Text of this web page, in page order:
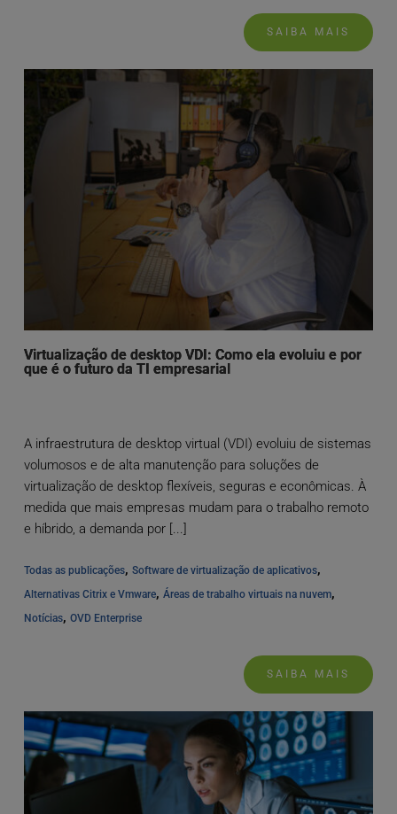
SAIBA MAIS
Virtualização de desktop VDI: Como ela evoluiu e por
que é o futuro da TI empresarial
A infraestrutura de desktop virtual (VDI) evoluiu de sistemas
volumosos e de alta manutenção para soluções de
virtualização de desktop flexíveis, seguras e econômicas. À
medida que mais empresas mudam para o trabalho remoto
e híbrido, a demanda por [...]
Todas as publicações, Software de virtualização de aplicativos
Alternativas Citrix e Vmware, Áreas de trabalho virtuais na nuvem
Notícias, OVD Enterprise
SAIBA MAIS